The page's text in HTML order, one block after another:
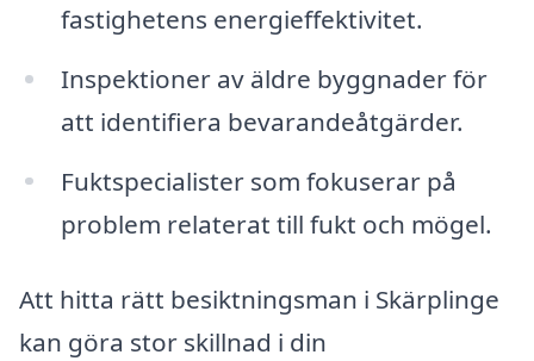
fastighetens energieffektivitet.
Inspektioner av äldre byggnader för
att identifiera bevarandeåtgärder.
Fuktspecialister som fokuserar på
problem relaterat till fukt och mögel.
Att hitta rätt besiktningsman i Skärplinge
kan göra stor skillnad i din